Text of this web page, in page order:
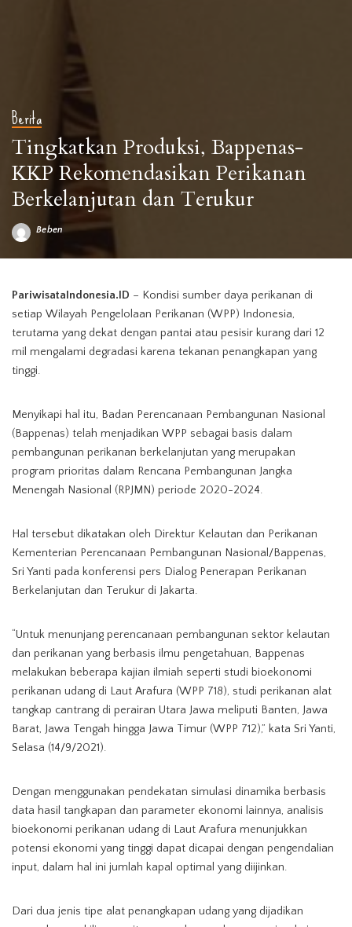
Berita
Tingkatkan Produksi, Bappenas-
KKP Rekomendasikan Perikanan
Berkelanjutan dan Terukur
Posted
Beben
PariwisataIndonesia.ID – Kondisi sumber daya perikanan di
setiap Wilayah Pengelolaan Perikanan (WPP) Indonesia,
terutama yang dekat dengan pantai atau pesisir kurang dari 12
mil mengalami degradasi karena tekanan penangkapan yang
tinggi.
Menyikapi hal itu, Badan Perencanaan Pembangunan Nasional
(Bappenas) telah menjadikan WPP sebagai basis dalam
pembangunan perikanan berkelanjutan yang merupakan
program prioritas dalam Rencana Pembangunan Jangka
Menengah Nasional (RPJMN) periode 2020-2024.
Hal tersebut dikatakan oleh Direktur Kelautan dan Perikanan
Kementerian Perencanaan Pembangunan Nasional/Bappenas,
Sri Yanti pada konferensi pers Dialog Penerapan Perikanan
Berkelanjutan dan Terukur di Jakarta.
“Untuk menunjang perencanaan pembangunan sektor kelautan
dan perikanan yang berbasis ilmu pengetahuan, Bappenas
melakukan beberapa kajian ilmiah seperti studi bioekonomi
perikanan udang di Laut Arafura (WPP 718), studi perikanan alat
tangkap cantrang di perairan Utara Jawa meliputi Banten, Jawa
Barat, Jawa Tengah hingga Jawa Timur (WPP 712),” kata Sri Yanti,
Selasa (14/9/2021).
Dengan menggunakan pendekatan simulasi dinamika berbasis
data hasil tangkapan dan parameter ekonomi lainnya, analisis
bioekonomi perikanan udang di Laut Arafura menunjukkan
potensi ekonomi yang tinggi dapat dicapai dengan pengendalian
input, dalam hal ini jumlah kapal optimal yang diijinkan.
Dari dua jenis tipe alat penangkapan udang yang dijadikan